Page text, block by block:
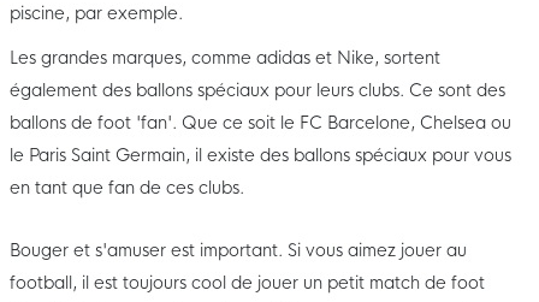
piscine, par exemple.
Les grandes marques, comme adidas et Nike, sortent
également des ballons spéciaux pour leurs clubs. Ce sont des
ballons de foot 'fan'. Que ce soit le FC Barcelone, Chelsea ou
le Paris Saint Germain, il existe des ballons spéciaux pour vous
en tant que fan de ces clubs.
Bouger et s'amuser est important. Si vous aimez jouer au
football, il est toujours cool de jouer un petit match de foot